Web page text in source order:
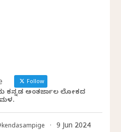
Follow
ಕನ್ನಡ ಅಂತರ್ಜಾಲ ಲೋಕದ
· 9 Jun 2024